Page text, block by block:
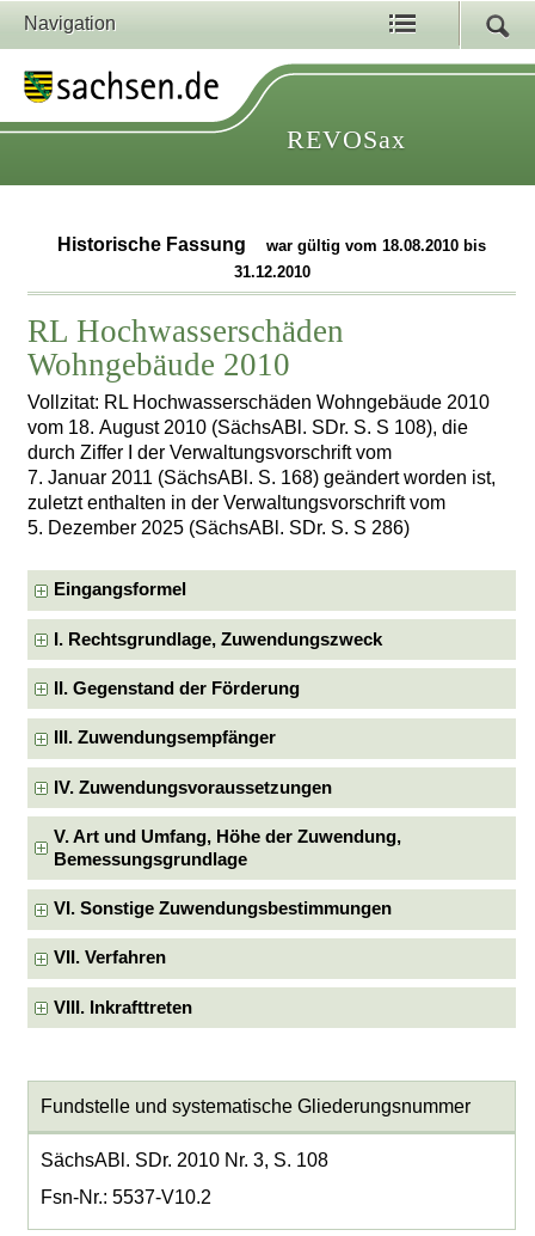
Navigation
REVOSax
Historische Fassung
war gültig vom 18.08.2010 bis
31.12.2010
RL Hochwasserschäden
Wohngebäude 2010
Vollzitat: RL Hochwasserschäden Wohngebäude 2010
vom 18. August 2010 (SächsABl. SDr. S. S 108), die
durch Ziffer I der Verwaltungsvorschrift vom
7. Januar 2011 (SächsABl. S. 168) geändert worden ist,
zuletzt enthalten in der Verwaltungsvorschrift vom
5. Dezember 2025 (SächsABl. SDr. S. S 286)
Eingangsformel
I. Rechtsgrundlage, Zuwendungszweck
II. Gegenstand der Förderung
III. Zuwendungsempfänger
IV. Zuwendungsvoraussetzungen
V. Art und Umfang, Höhe der Zuwendung,
Bemessungsgrundlage
VI. Sonstige Zuwendungsbestimmungen
VII. Verfahren
VIII. Inkrafttreten
Fundstelle und systematische Gliederungsnummer
SächsABl. SDr. 2010 Nr. 3, S. 108
Fsn-Nr.: 5537-V10.2